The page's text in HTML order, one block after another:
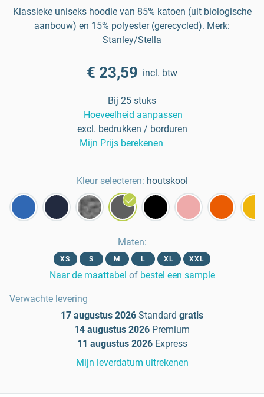
Klassieke uniseks hoodie van 85% katoen (uit biologische
aanbouw) en 15% polyester (gerecycled). Merk:
Stanley/Stella
€ 23,59 incl. btw
Bij 25 stuks
Hoeveelheid aanpassen
excl. bedrukken / borduren
Mijn Prijs berekenen
Kleur selecteren: houtskool
Maten:
XS S M L XL XXL
Naar de maattabel of bestel een sample
Verwachte levering
17 augustus 2026 Standard gratis
14 augustus 2026 Premium
11 augustus 2026 Express
Mijn leverdatum uitrekenen